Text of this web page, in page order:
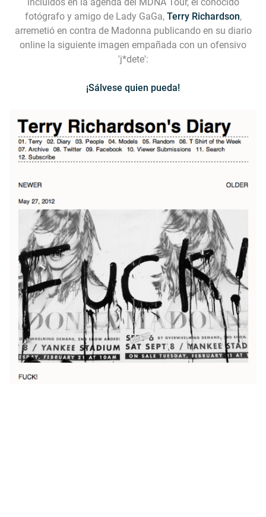
fotógrafo y amigo de Lady GaGa, Terry Richardson,
arremetió en contra de Madonna publicando en su diario
online la siguiente imagen empañada con un ofensivo
'j*dete':
¡Sálvese quien pueda!